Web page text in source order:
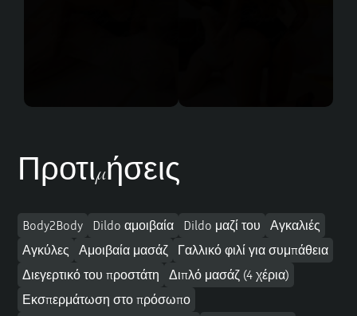
Προτιμήσεις
Body2Body Dildo αμοιβαία Dildo μαζί του
Αγκαλιές
Αγκύλες
Αμοιβαία μασάζ
Γαλλικό φιλί για συμπάθεια
Διεγερτικό του προστάτη
Διπλό μασάζ (4 χέρια)
Εκσπερμάτωση στο πρόσωπο